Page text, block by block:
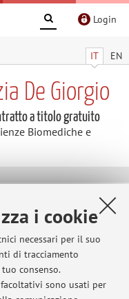
i cookie
necessari per il suo
di tracciamento
consenso.
sono usati per
Login
IT EN
De Giorgio
a titolo gratuito
Biomediche e